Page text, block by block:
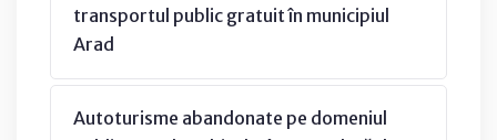
transportul public gratuit în municipiul
Arad
Autoturisme abandonate pe domeniul